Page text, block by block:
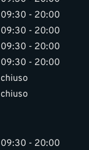
09:30 - 20:00
09:30 - 20:00
09:30 - 20:00
09:30 - 20:00
chiuso
chiuso
09:30 - 20:00